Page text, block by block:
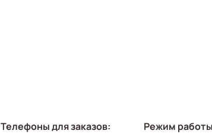
Телефоны для заказов: Режим